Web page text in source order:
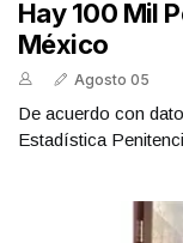
Hay 100 Mil
México
Agosto 05
De acuerdo con
Estadística